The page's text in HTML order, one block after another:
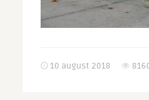
10 august 2018